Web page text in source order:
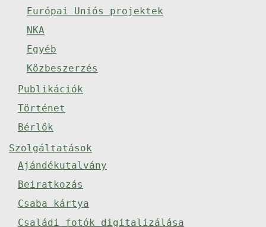
Európai Uniós projektek
NKA
Egyéb
Közbeszerzés
Publikációk
Történet
Bérlők
Szolgáltatások
Ajándékutalvány
Beiratkozás
Csaba kártya
Családi fotók digitalizálása